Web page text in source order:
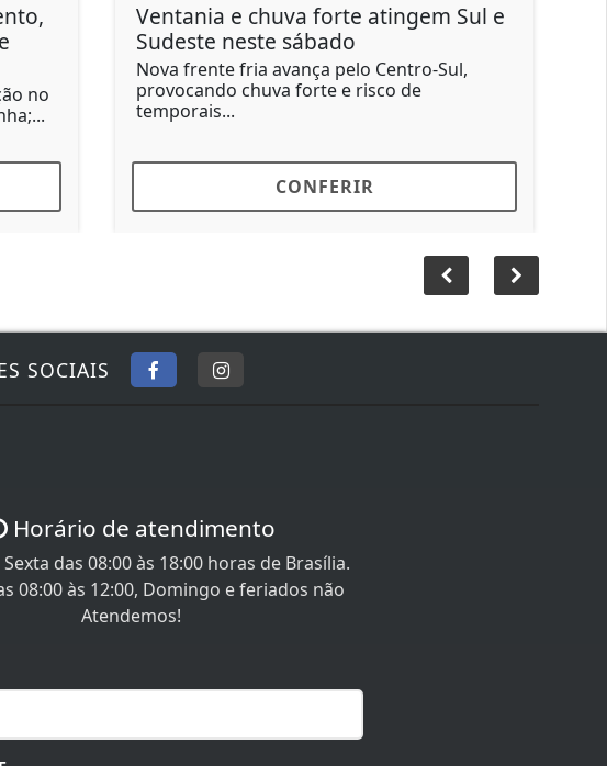
Ventania e chuva forte atingem Sul e
Sudeste neste sábado
Nova frente fria avança pelo Centro-Sul,
provocando chuva forte e risco de
temporais...
CONFERIR
SOCIAIS
Horário de atendimento
das 08:00 às 18:00 horas de Brasília.
08:00 às 12:00, Domingo e feriados não
Atendemos!